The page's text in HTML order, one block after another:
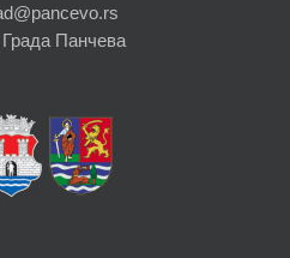
Града Панчева